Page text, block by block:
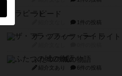
ラピード
1件の投稿
ザ・フラッフィー・ライト
ふたつの城の物語
紹介文あり 6件の投稿